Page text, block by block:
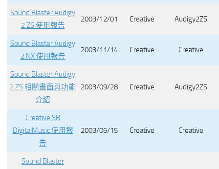
Sound Blaster Audigy
2 ZS 使用報告
2003/12/01 Creative Audigy2ZS
Sound Blaster Audigy
2 NX 使用報告
2003/11/14 Creative Creative
Sound Blaster Audigy
2 ZS 相關畫面與功能
介紹
2003/09/28 Creative Audigy2ZS
Creative SB
DigitalMusic 使用報
告
2003/06/15 Creative Creative
Sound Blaster